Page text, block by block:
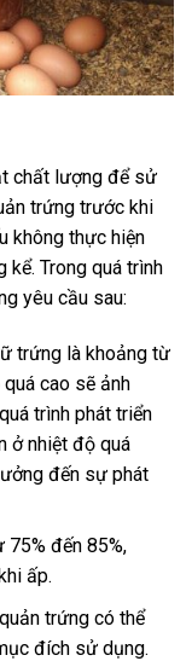
chất lượng để sử
trứng trước khi
không thực hiện
kể. Trong quá trình
yêu cầu sau:
trứng là khoảng từ
cao sẽ ảnh
trình phát triển
ở nhiệt độ quá
đến sự phát
đến 85%,
ấp.
trứng có thể
đích sử dụng.